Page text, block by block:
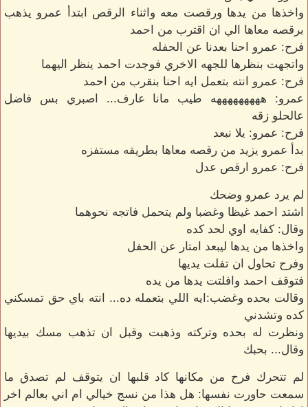
واخذها من يدها ورقصت معه واثناء الرقص ابتدأ عمرو يذهب
برقصه معاها الي ان اقترب من احمد
فرح: عمرو احنا بعدنا عن الحفله
واتجهت بنظرها للجهه الاخري فوجدت احمد ينظر اليهما
فرح: عمرو انته بتعمل ايه احنا بنقرب من احمد
عمرو: هههههههههه طيب مانا عارف... اصبري بس فاضل
عالحلو زقه
فرح: عمرو: يلا نبعد
بدأ عمرو يزيد من رقصه معاها بطريقه مستفزه
فرح: عمرو ارقص عدل
لم يرد عمرو وضحك
اشتد احمد غيظا وغضبا ولم يتحمل فاتجه نحوهما
وقال: كفايه اوي لحد كده
واخذها من يدها ليبعد امتار عن الحفل
وفرح تحاول ان تفلت يديها
فتوقف احمد وافلتت يدها من يده
وقالت بحده وغضب:ايه اللي بتعمله ده... انته باي حق تمسكني
كده وتشدني
ونظرت له بحده وتركته وذهبت وقبل ان تذهب مسك بيديها
وقال... بحبك
لم تتحرك فرح من مكانها كاد قلبها ان يتوقف لم تصدق ما
سمعت حاورت نفسها: هل هذا من نسج خيالي ام اني بعالم اخر